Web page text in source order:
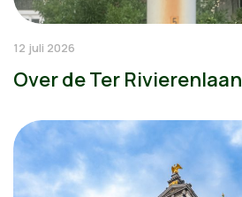
12 juli 2026
Over de Ter Rivierenlaan